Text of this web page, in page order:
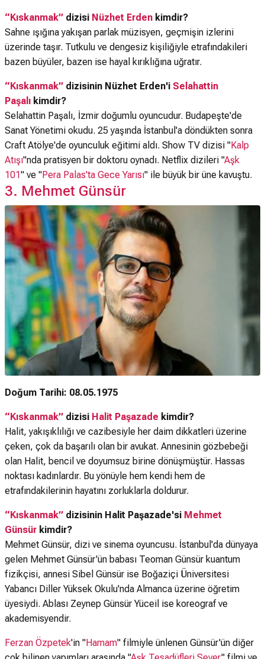
“Kıskanmak” dizisi Nüzhet Erden kimdir?
Sahne ışığına yakışan parlak müzisyen, geçmişin izlerini
üzerinde taşır. Tutkulu ve dengesiz kişiliğiyle etrafındakileri
bazen büyüler, bazen ise hayal kırıklığına uğratır.
“Kıskanmak” dizisinin Nüzhet Erden'i Selahattin
Paşalı kimdir?
Selahattin Paşalı, İzmir doğumlu oyuncudur. Budapeşte'de
Sanat Yönetimi okudu. 25 yaşında İstanbul'a döndükten sonra
Craft Atölye'de oyunculuk eğitimi aldı. Show TV dizisi "Kalp
Atışı"nda pratisyen bir doktoru oynadı. Netflix dizileri "Aşk
101" ve "Pera Palas'ta Gece Yarısı" ile büyük bir üne kavuştu.
3. Mehmet Günsür
Doğum Tarihi: 08.05.1975
“Kıskanmak” dizisi Halit Paşazade kimdir?
Halit, yakışıklılığı ve cazibesiyle her daim dikkatleri üzerine
çeken, çok da başarılı olan bir avukat. Annesinin gözbebeği
olan Halit, bencil ve doyumsuz birine dönüşmüştür. Hassas
noktası kadınlardır. Bu yönüyle hem kendi hem de
etrafındakilerinin hayatını zorluklarla doldurur.
“Kıskanmak” dizisinin Halit Paşazade'si Mehmet
Günsür kimdir?
Mehmet Günsür, dizi ve sinema oyuncusu. İstanbul'da dünyaya
gelen Mehmet Günsür'ün babası Teoman Günsür kuantum
fizikçisi, annesi Sibel Günsür ise Boğaziçi Üniversitesi
Yabancı Diller Yüksek Okulu'nda Almanca üzerine öğretim
üyesiydi. Ablası Zeynep Günsür Yüceil ise koreograf ve
akademisyendir.
Ferzan Özpetek'in "Hamam" filmiyle ünlenen Günsür'ün diğer